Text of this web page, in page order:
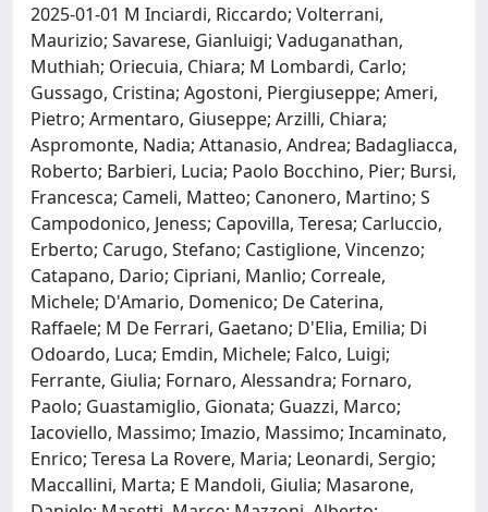
2025-01-01 M Inciardi, Riccardo; Volterrani,
Maurizio; Savarese, Gianluigi; Vaduganathan,
Muthiah; Oriecuia, Chiara; M Lombardi, Carlo;
Gussago, Cristina; Agostoni, Piergiuseppe; Ameri,
Pietro; Armentaro, Giuseppe; Arzilli, Chiara;
Aspromonte, Nadia; Attanasio, Andrea; Badagliacca,
Roberto; Barbieri, Lucia; Paolo Bocchino, Pier; Bursi,
Francesca; Cameli, Matteo; Canonero, Martino; S
Campodonico, Jeness; Capovilla, Teresa; Carluccio,
Erberto; Carugo, Stefano; Castiglione, Vincenzo;
Catapano, Dario; Cipriani, Manlio; Correale,
Michele; D'Amario, Domenico; De Caterina,
Raffaele; M De Ferrari, Gaetano; D'Elia, Emilia; Di
Odoardo, Luca; Emdin, Michele; Falco, Luigi;
Ferrante, Giulia; Fornaro, Alessandra; Fornaro,
Paolo; Guastamiglio, Gionata; Guazzi, Marco;
Iacoviello, Massimo; Imazio, Massimo; Incaminato,
Enrico; Teresa La Rovere, Maria; Leonardi, Sergio;
Maccallini, Marta; E Mandoli, Giulia; Masarone,